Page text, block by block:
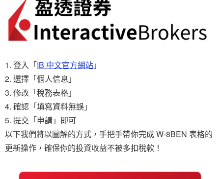
登入「IB 中文官方網站」
選擇「個人信息」
修改「稅務表格」
確認「填寫資料無誤」
提交「申請」即可
以下我們將以圖解的方式，手把手帶你完成 W-8BEN 表格的
更新操作，確保你的投資收益不被多扣稅款！